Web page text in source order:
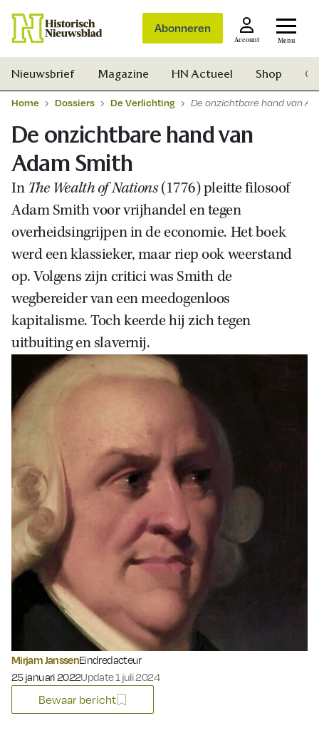
Abonneren
Account Menu
Zoek
Nieuwsbrief Magazine HN Actueel Shop
Home Dossiers De Verlichting De onzichtbare hand van
De onzichtbare hand van
Adam Smith
In The Wealth of Nations(1776) pleitte filosoof
Adam Smith voor vrijhandel en tegen
overheidsingrijpen in de economie. Het boek
werd een klassieker, maar riep ook weerstand
op. Volgens zijn critici was Smith de
wegbereider van een meedogenloos
kapitalisme. Toch keerde hij zich tegen
uitbuiting en slavernij.
Mirjam JanssenEindredacteur
Gepubliceerd op:
25 januari 2022Update 1 juli 2024
Bewaar bericht